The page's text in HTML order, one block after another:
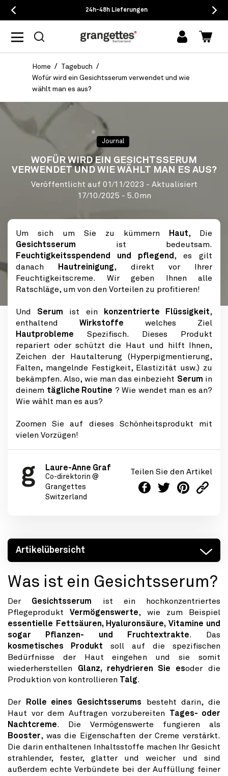
24h-48h Lieferungen
Einloggen
Home
Tagebuch
Wofür wird ein Gesichtsserum verwendet und wie
wählt man es aus?
Journal
WOFÜR WIRD EIN GESICHTSSERUM
VERWENDET UND WIE WÄHLT MAN ES AUS?
Veröffentlicht auf 01/11/2023 - Aktualisiert
17/10/2025 - 5.0mn
Um sich um Sie zu kümmern Haut, Die
Gesichtsserum ist bedeutsam.
Feuchtigkeitsspendend und pflegend , es gilt
danach
Hautreinigung, direkt vor Ihrer
Feuchtigkeitscreme. Wir geben Ihnen alle
Ratschläge, um von den Vorteilen zu profitieren!
Und Serum ist ein konzentrierte Flüssigkeit,
enthaltend Wirkstoffe welches Ziel
Hautprobleme Spezifisch. Dieses Produkt
repariert oder schützt die Haut und hilft Ihnen,
Zeichen der Hautalterung (Hyperpigmentierung,
Falten, mangelnde Festigkeit, Elastizität usw.) zu
bekämpfen. Also, wie man das einbezieht Serum in
deinem tägliche Routine ? Wie wendet man es an?
Wie wählt man es aus?
Zoomen Sie auf dieses Schönheitsprodukt mit
vielen Vorzügen!
Laure-Anne Graf
Co-direktorin @
Grangettes
Switzerland
Teilen Sie den Artikel
Artikelübersicht
Was ist ein Gesichtsserum?
Der Gesichtsserum ist ein hochkonzentriertes
PflegeproduktVermögenswerte, wie zum Beispiel
essentielle Fettsäuren, Hyaluronsäure, Vitamine und
sogar Pflanzen- und Fruchtextrakte. Das
kosmetisches Produkt soll auf die spezifischen
Bedürfnisse der Haut eingehen und sie somit
wiederherstellen Glanz, rehydrieren Sie esoder die
Produktion von kontrollieren Talg.
Der Rolle eines Gesichtsserums besteht darin, die
Haut vor dem Auftragen vorzubereiten Tages- oder
Nachtcreme. Die Vermögenswerte fungieren als
Booster, was die Eigenschaften der Creme verstärkt.
Die darin enthaltenen Inhaltsstoffe machen Ihr Gesicht
strahlender, fester, glatter und weicher und sind
außerdem echte Verbündete bei der Auffüllung feiner